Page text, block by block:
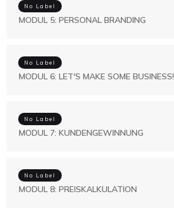
No Label
MODUL 5: PERSONAL BRANDING
No Label
MODUL 6: LET'S MAKE SOME BUSINESS!
No Label
MODUL 7: KUNDENGEWINNUNG
No Label
MODUL 8: PREISKALKULATION